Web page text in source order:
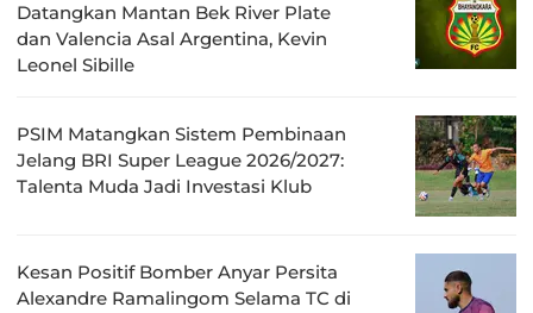
Datangkan Mantan Bek River Plate
dan Valencia Asal Argentina, Kevin
Leonel Sibille
PSIM Matangkan Sistem Pembinaan
Jelang BRI Super League 2026/2027:
Talenta Muda Jadi Investasi Klub
Kesan Positif Bomber Anyar Persita
Alexandre Ramalingom Selama TC di